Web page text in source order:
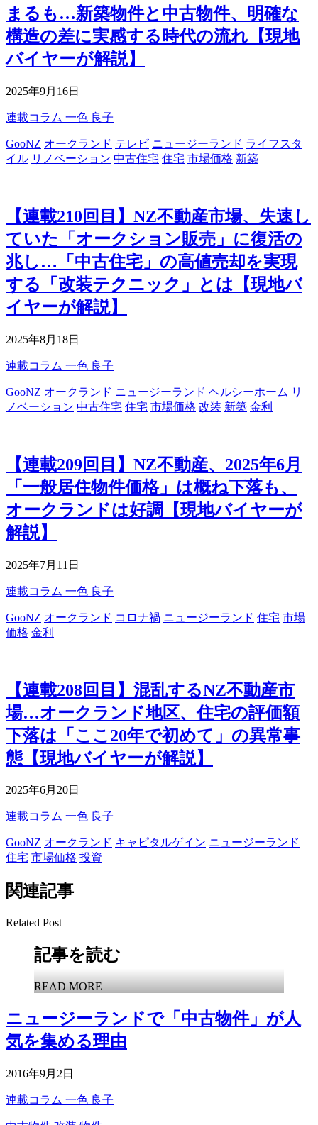
まるも…新築物件と中古物件、明確な
構造の差に実感する時代の流れ【現地
バイヤーが解説】
2025年9月16日
連載コラム 一色 良子
GooNZ オークランド テレビ ニュージーランド ライフスタ
イル リノベーション 中古住宅 住宅 市場価格 新築
【連載210回目】NZ不動産市場、失速し
ていた「オークション販売」に復活の
兆し…「中古住宅」の高値売却を実現
する「改装テクニック」とは【現地バ
イヤーが解説】
2025年8月18日
連載コラム 一色 良子
GooNZ オークランド ニュージーランド ヘルシーホーム リ
ノベーション 中古住宅 住宅 市場価格 改装 新築 金利
【連載209回目】NZ不動産、2025年6月
「一般居住物件価格」は概ね下落も、
オークランドは好調【現地バイヤーが
解説】
2025年7月11日
連載コラム 一色 良子
GooNZ オークランド コロナ禍 ニュージーランド 住宅 市場
価格 金利
【連載208回目】混乱するNZ不動産市
場…オークランド地区、住宅の評価額
下落は「ここ20年で初めて」の異常事
態【現地バイヤーが解説】
2025年6月20日
連載コラム 一色 良子
GooNZ オークランド キャピタルゲイン ニュージーランド
住宅 市場価格 投資
関連記事
Related Post
記事を読む
READ MORE
ニュージーランドで「中古物件」が人
気を集める理由
2016年9月2日
連載コラム 一色 良子